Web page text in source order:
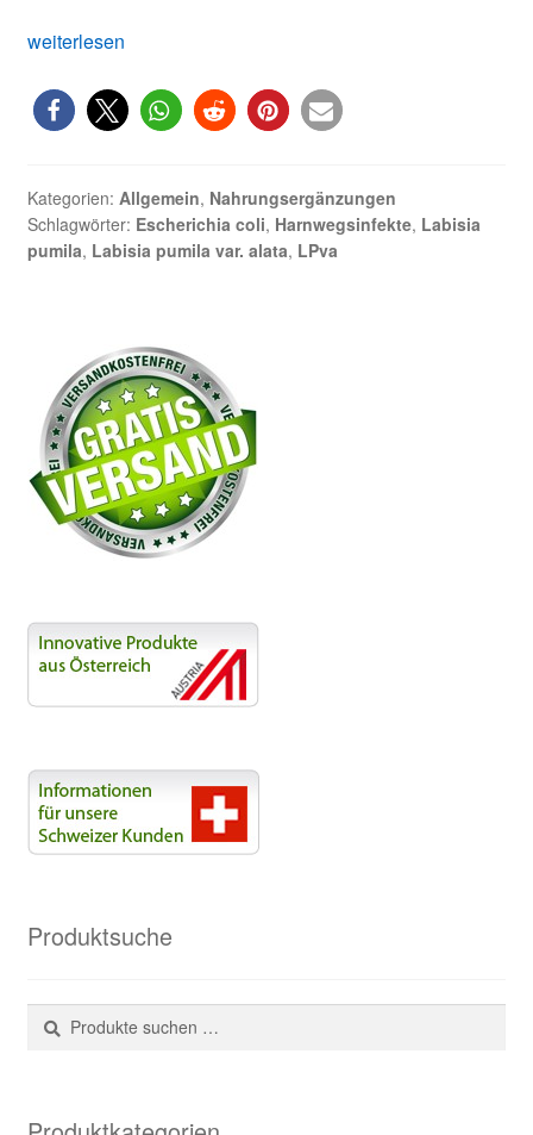
Kacip
Verwendung
gegen
des
Harntraktes
wissenschaftlich
weiterlesen
Kategorien: Allgemein, Nahrungsergänzungen
Schlagwörter: Escherichia coli, Harnwegsinfekte, Labisia
pumila, Labisia pumila var. alata, LPva
Produktsuche
Suchen
nach:
Suchen